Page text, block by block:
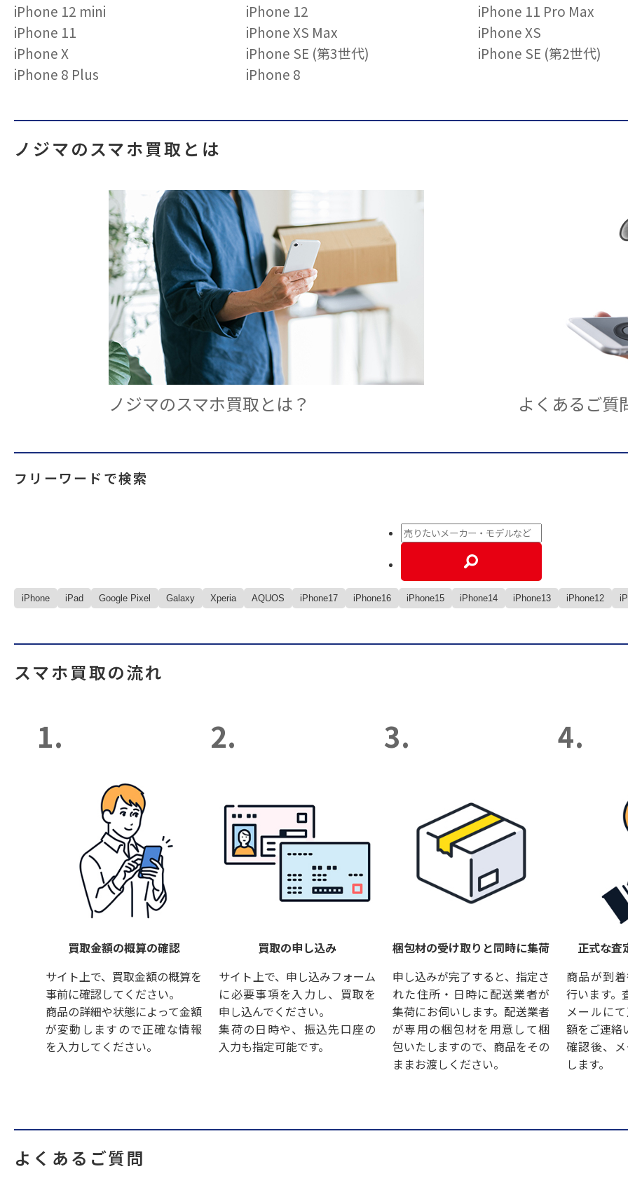
iPhone 12 mini
iPhone 12
iPhone 11 Pro Max
iPhone 11
iPhone XS Max
iPhone XS
iPhone X
iPhone SE (第3世代)
iPhone SE (第2世代)
iPhone 8 Plus
iPhone 8
ノジマのスマホ買取とは
ノジマのスマホ買取とは？ よくあるご質
フリーワードで検索
iPhone iPad Google Pixel Galaxy Xperia AQUOS iPhone17 iPhone16 iPhone15 iPhone14 iPhone13 iPhone12
スマホ買取の流れ
1.
買取金額の概算の確認
サイト上で、買取金額の概算を
事前に確認してください。
商品の詳細や状態によって金額
が変動しますので正確な情報
を入力してください。
2.
買取の申し込み
サイト上で、申し込みフォーム
に必要事項を入力し、買取を
申し込んでください。
集荷の日時や、振込先口座の
入力も指定可能です。
3.
梱包材の受け取りと同時に集荷
申し込みが完了すると、指定さ
れた住所・日時に配送業者が
集荷にお伺いします。配送業者
が専用の梱包材を用意して梱
包いたしますので、商品をその
ままお渡しください。
4.
正式な査
商品が到
行います。
メールに
額をご連絡
確認後、
します。
よくあるご質問